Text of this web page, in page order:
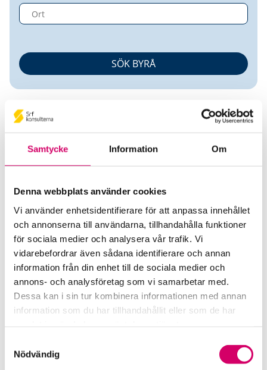
Samtycke Information Om
Denna webbplats använder cookies
Vi använder enhetsidentifierare för att anpassa innehållet
och annonserna till användarna, tillhandahålla funktioner
för sociala medier och analysera vår trafik. Vi
vidarebefordrar även sådana identifierare och annan
information från din enhet till de sociala medier och
annons- och analysföretag som vi samarbetar med.
Dessa kan i sin tur kombinera informationen med annan
information som du har tillhandahållit eller som de har
Nödvändig
Auktoriserad Redovisningskonsult
Ekonomitjänst 3 Hjärtan HB
Halmstad
Telefon
035-162782
Mobiltelefon